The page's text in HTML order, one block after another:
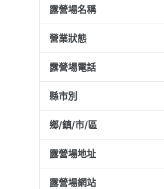
露營場名稱
營業狀態
露營場電話
縣市別
鄉/鎮/市/區
露營場地址
露營場網站